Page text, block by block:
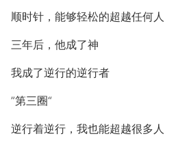
顺时针，能够轻松的超越任何人
三年后，他成了神
我成了逆行的逆行者
”第三圈“
逆行着逆行，我也能超越很多人